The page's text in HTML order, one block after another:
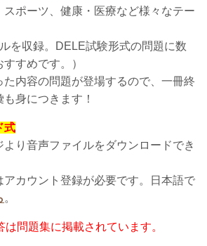
ポーツ、健康・医療など様々なテー
を収録。DELE試験形式の問題に数
すめです。）
内容の問題が登場するので、一冊終
身につきます！
式
より音声ファイルをダウンロードでき
カウント登録が必要です。
日本語で
。
問題集に掲載されています。